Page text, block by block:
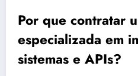
Por que contratar
especializada em
sistemas e APIs?